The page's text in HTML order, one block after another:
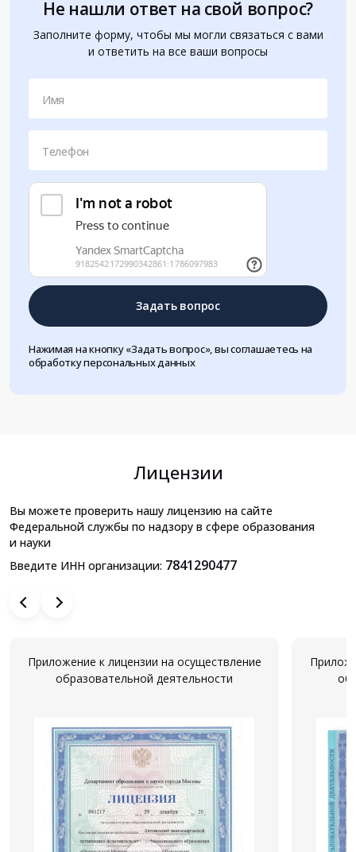
Не нашли ответ на свой вопрос?
Заполните форму, чтобы мы могли связаться с вами
и ответить на все ваши вопросы
Имя
Телефон
Задать вопрос
Нажимая на кнопку «Задать вопрос», вы соглашаетесь на
обработку персональных данных
Лицензии
Вы можете проверить нашу лицензию на сайте
Федеральной службы по надзору в сфере образования
и науки
Введите ИНН организации: 7841290477
Приложение к лицензии на осуществление
образовательной деятельности